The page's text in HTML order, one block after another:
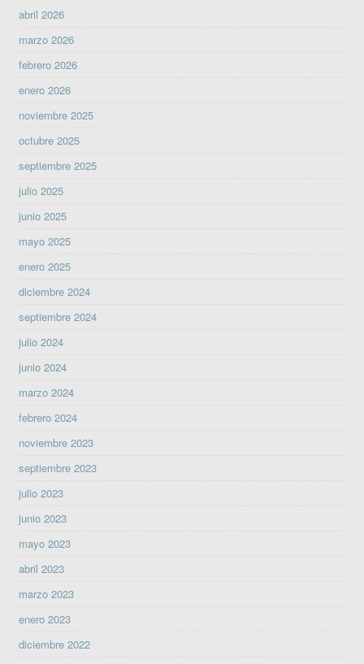
abril 2026
marzo 2026
febrero 2026
enero 2026
noviembre 2025
octubre 2025
septiembre 2025
julio 2025
junio 2025
mayo 2025
enero 2025
diciembre 2024
septiembre 2024
julio 2024
junio 2024
marzo 2024
febrero 2024
noviembre 2023
septiembre 2023
julio 2023
junio 2023
mayo 2023
abril 2023
marzo 2023
enero 2023
diciembre 2022